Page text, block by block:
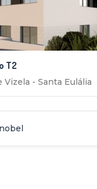
T2
Vizela - Santa Eulália